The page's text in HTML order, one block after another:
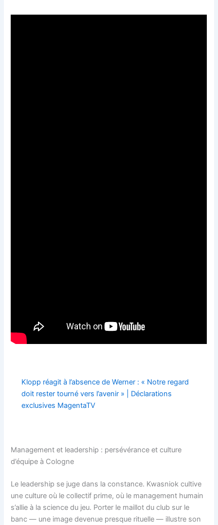
Klopp réagit à l’absence de Werner : « Notre regard
doit rester tourné vers l’avenir » | Déclarations
exclusives MagentaTV
Management et leadership : persévérance et culture
d’équipe à Cologne
Le leadership se juge dans la constance. Kwasniok cultive
une culture où le collectif prime, où le management humain
s’allie à la science du jeu. Porter le maillot du club sur le
banc — une image devenue presque rituelle — illustre son